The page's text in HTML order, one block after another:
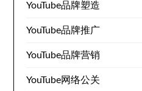
YouTube品牌塑造
YouTube品牌推广
YouTube品牌营销
YouTube网络公关